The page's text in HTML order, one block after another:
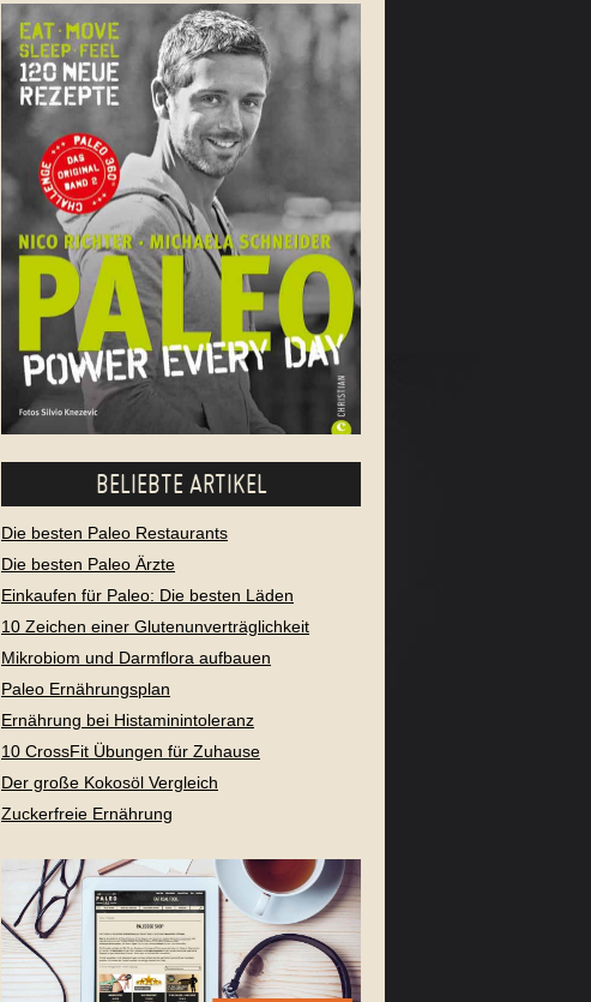
BELIEBTE ARTIKEL
Die besten Paleo Restaurants
Die besten Paleo Ärzte
Einkaufen für Paleo: Die besten Läden
10 Zeichen einer Glutenunverträglichkeit
Mikrobiom und Darmflora aufbauen
Paleo Ernährungsplan
Ernährung bei Histaminintoleranz
10 CrossFit Übungen für Zuhause
Der große Kokosöl Vergleich
Zuckerfreie Ernährung